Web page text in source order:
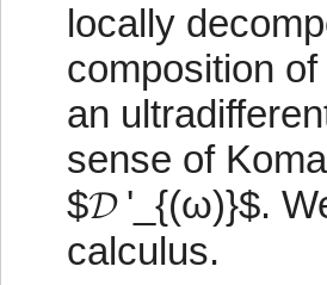
locally
composition
an
sense of
$𝓓 '_{(ω)}$.
calculus.